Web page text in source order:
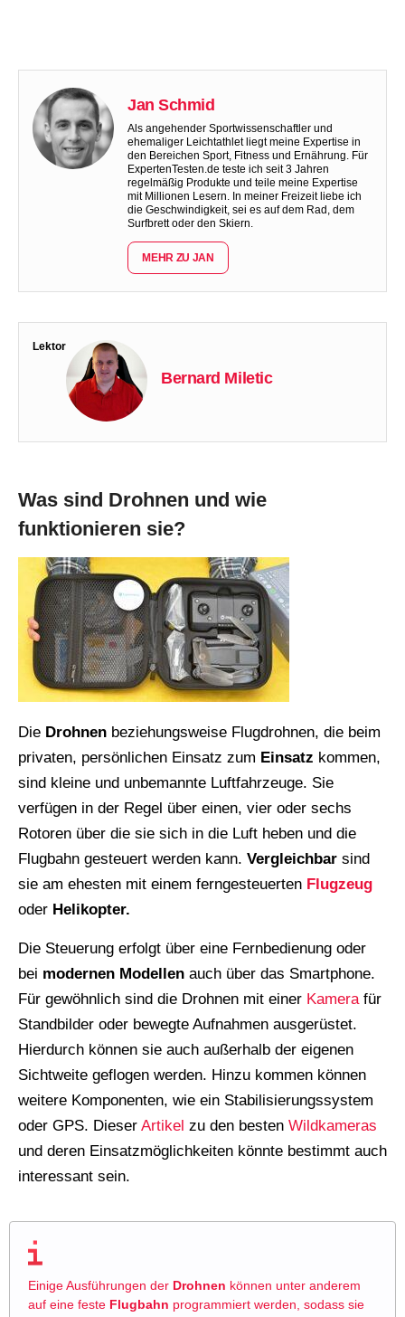
Jan Schmid
Als angehender Sportwissenschaftler und
ehemaliger Leichtathlet liegt meine Expertise in
den Bereichen Sport, Fitness und Ernährung. Für
ExpertenTesten.de teste ich seit 3 Jahren
regelmäßig Produkte und teile meine Expertise
mit Millionen Lesern. In meiner Freizeit liebe ich
die Geschwindigkeit, sei es auf dem Rad, dem
Surfbrett oder den Skiern.
MEHR ZU JAN
Lektor
Bernard Miletic
Was sind Drohnen und wie
funktionieren sie?
Die Drohnen beziehungsweise Flugdrohnen, die beim
privaten, persönlichen Einsatz zum Einsatz kommen,
sind kleine und unbemannte Luftfahrzeuge. Sie
verfügen in der Regel über einen, vier oder sechs
Rotoren über die sie sich in die Luft heben und die
Flugbahn gesteuert werden kann. Vergleichbar sind
sie am ehesten mit einem ferngesteuerten Flugzeug
oder Helikopter.
Die Steuerung erfolgt über eine Fernbedienung oder
bei modernen Modellen auch über das Smartphone.
Für gewöhnlich sind die Drohnen mit einer Kamerafür
Standbilder oder bewegte Aufnahmen ausgerüstet.
Hierdurch können sie auch außerhalb der eigenen
Sichtweite geflogen werden. Hinzu kommen können
weitere Komponenten, wie ein Stabilisierungssystem
oder GPS. Dieser Artikel zu den besten Wildkameras
und deren Einsatzmöglichkeiten könnte bestimmt auch
interessant sein.
Einige Ausführungen der Drohnen können unter anderem
auf eine feste Flugbahn programmiert werden, sodass sie